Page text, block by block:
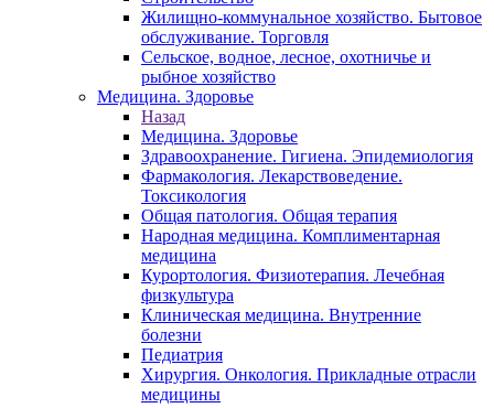
Жилищно-коммунальное хозяйство. Бытовое
обслуживание. Торговля
Сельское, водное, лесное, охотничье и
рыбное хозяйство
Медицина. Здоровье
Назад
Медицина. Здоровье
Здравоохранение. Гигиена. Эпидемиология
Фармакология. Лекарствоведение.
Токсикология
Общая патология. Общая терапия
Народная медицина. Комплиментарная
медицина
Курортология. Физиотерапия. Лечебная
физкультура
Клиническая медицина. Внутренние
болезни
Педиатрия
Хирургия. Онкология. Прикладные отрасли
медицины